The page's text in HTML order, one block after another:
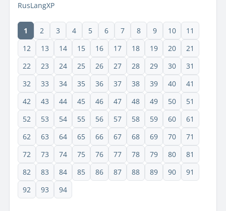
RusLangXP
1 2 3 4 5 6 7 8 9 10
11
12
13 14 15 16 17 18 19 20
21
22
23 24 25 26 27 28 29 30
31
32
33 34 35 36 37 38 39 40
41
42
43 44 45 46 47 48 49 50
51
52
53 54 55 56 57 58 59 60
61
62
63 64 65 66 67 68 69 70
71
72
73 74 75 76 77 78 79 80
81
82
83 84 85 86 87 88 89 90
91
92
93 94